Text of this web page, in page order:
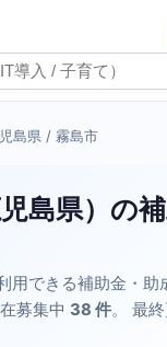
島県 / 霧島市
島県）の
用できる補助金・助
募集中 38 件。 最